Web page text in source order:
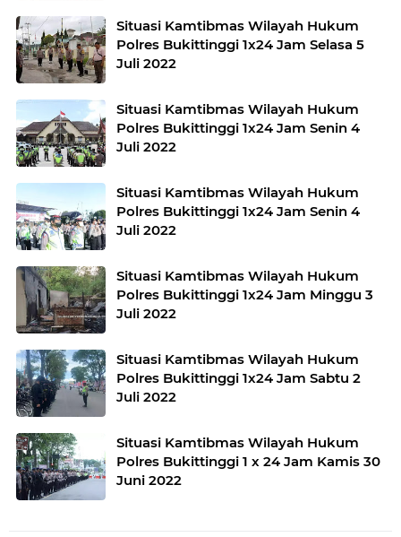
Situasi Kamtibmas Wilayah Hukum
Polres Bukittinggi 1x24 Jam Selasa 5
Juli 2022
Situasi Kamtibmas Wilayah Hukum
Polres Bukittinggi 1x24 Jam Senin 4
Juli 2022
Situasi Kamtibmas Wilayah Hukum
Polres Bukittinggi 1x24 Jam Senin 4
Juli 2022
Situasi Kamtibmas Wilayah Hukum
Polres Bukittinggi 1x24 Jam Minggu 3
Juli 2022
Situasi Kamtibmas Wilayah Hukum
Polres Bukittinggi 1x24 Jam Sabtu 2
Juli 2022
Situasi Kamtibmas Wilayah Hukum
Polres Bukittinggi 1 x 24 Jam Kamis 30
Juni 2022